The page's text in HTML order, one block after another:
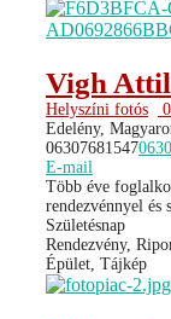
Vigh
Helyszíni fotós
Edelény,
06307681547
E-mail
Több éve
rendezvénnyel és
Születésnap
Rendezvény,
Épület, Tájkép